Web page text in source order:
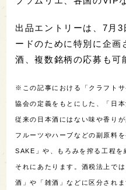
出品エントリーは、7月
ードのために特別に企画
酒、複数銘柄の応募も可
※この記事における「クラフト
協会の定義をもとにした、「日
従来の日本酒にはない味や香り
フルーツやハーブなどの副原料
SAKE」や、もろみを搾る工程を
それにあたります。酒税法上で
酒」や「雑酒」などに区分されま